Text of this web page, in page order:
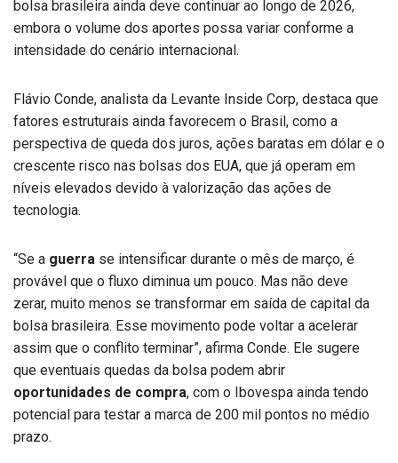
bolsa brasileira ainda deve continuar ao longo de 2026,
embora o volume dos aportes possa variar conforme a
intensidade do cenário internacional.
Flávio Conde, analista da Levante Inside Corp, destaca que
fatores estruturais ainda favorecem o Brasil, como a
perspectiva de queda dos juros, ações baratas em dólar e o
crescente risco nas bolsas dos EUA, que já operam em
níveis elevados devido à valorização das ações de
tecnologia.
“Se a guerra se intensificar durante o mês de março, é
provável que o fluxo diminua um pouco. Mas não deve
zerar, muito menos se transformar em saída de capital da
bolsa brasileira. Esse movimento pode voltar a acelerar
assim que o conflito terminar”, afirma Conde. Ele sugere
que eventuais quedas da bolsa podem abrir
oportunidades de compra, com o Ibovespa ainda tendo
potencial para testar a marca de 200 mil pontos no médio
prazo.